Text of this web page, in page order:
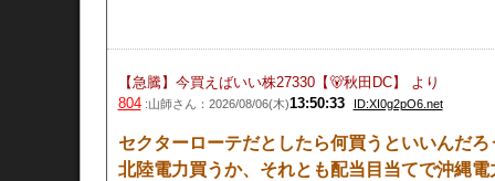
【急騰】今買えばいい株27330【🐻秋田DC】 より
804:山師さん：2026/08/06(木)13:50:33 ID:XI0g2pO6.net
セクターローテだとしたら何買うといいんだろ
北陸電力買うか、それとも配当目当てで沖縄電